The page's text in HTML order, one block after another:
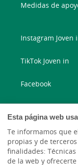
Esta página web
Te informamos que
propias y de
finalidades:
de la web y
Medidas de
Instagram Joven
TikTok Joven in
Facebook
Instagram
X
LinkedIn